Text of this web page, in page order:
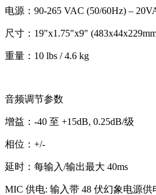
电源：90-265 VAC (50/60Hz) –
尺寸：19"x1.75"x9"
重量：10 lbs / 4.6 kg
音频调节参数
增益：-40 至 +15dB, 0.25dB/级
相位：+/-
延时：每输入/输出最大 40ms
MIC 供电: 输入带 48 伏幻象电源供